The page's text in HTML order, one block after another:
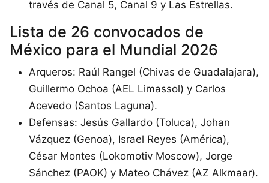
través de Canal 5, Canal 9 y Las Estrellas.
Lista de 26 convocados de
México para el Mundial 2026
Arqueros: Raúl Rangel (Chivas de Guadalajara),
Guillermo Ochoa (AEL Limassol) y Carlos
Acevedo (Santos Laguna).
Defensas: Jesús Gallardo (Toluca), Johan
Vázquez (Genoa), Israel Reyes (América),
César Montes (Lokomotiv Moscow), Jorge
Sánchez (PAOK) y Mateo Chávez (AZ Alkmaar).